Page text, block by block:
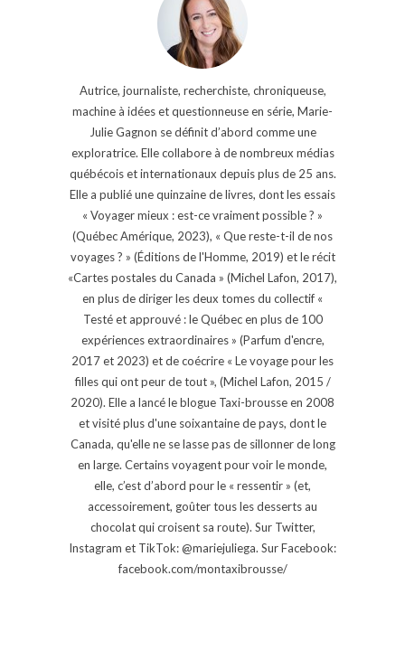
Autrice, journaliste, recherchiste, chroniqueuse,
machine à idées et questionneuse en série, Marie-
Julie Gagnon se définit d’abord comme une
exploratrice. Elle collabore à de nombreux médias
québécois et internationaux depuis plus de 25 ans.
Elle a publié une quinzaine de livres, dont les essais
« Voyager mieux : est-ce vraiment possible ? »
(Québec Amérique, 2023), « Que reste-t-il de nos
voyages ? » (Éditions de l'Homme, 2019) et le récit
«Cartes postales du Canada » (Michel Lafon, 2017),
en plus de diriger les deux tomes du collectif «
Testé et approuvé : le Québec en plus de 100
expériences extraordinaires » (Parfum d'encre,
2017 et 2023) et de coécrire « Le voyage pour les
filles qui ont peur de tout », (Michel Lafon, 2015 /
2020). Elle a lancé le blogue Taxi-brousse en 2008
et visité plus d'une soixantaine de pays, dont le
Canada, qu'elle ne se lasse pas de sillonner de long
en large. Certains voyagent pour voir le monde,
elle, c’est d’abord pour le « ressentir » (et,
accessoirement, goûter tous les desserts au
chocolat qui croisent sa route). Sur Twitter,
Instagram et TikTok: @mariejuliega. Sur Facebook:
facebook.com/montaxibrousse/